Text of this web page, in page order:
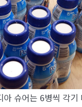
아 슈어는 6병씩 각기